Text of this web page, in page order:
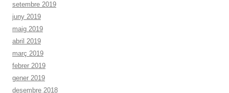
setembre 2019
juny 2019
maig 2019
abril 2019
març 2019
febrer 2019
gener 2019
desembre 2018